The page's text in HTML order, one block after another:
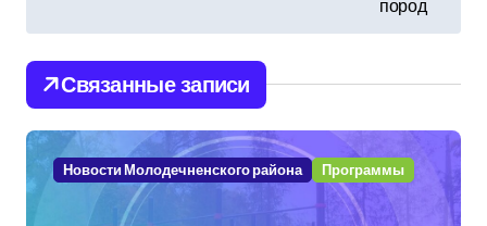
и
г
а
ц
пород
Связанные записи
Новости Молодечненского района Программы